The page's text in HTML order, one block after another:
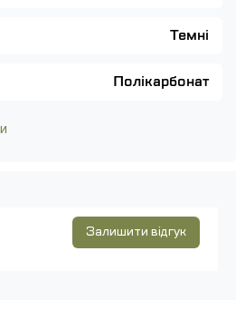
Темні
Полікарбонат
Залишити відгук